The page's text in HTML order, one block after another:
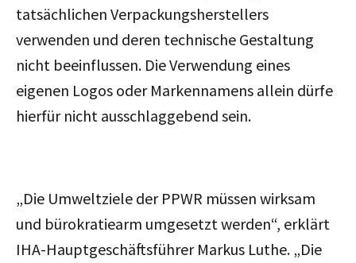
tatsächlichen Verpackungsherstellers
verwenden und deren technische Gestaltung
nicht beeinflussen. Die Verwendung eines
eigenen Logos oder Markennamens allein dürfe
hierfür nicht ausschlaggebend sein.
„Die Umweltziele der PPWR müssen wirksam
und bürokratiearm umgesetzt werden“, erklärt
IHA-Hauptgeschäftsführer Markus Luthe. „Die